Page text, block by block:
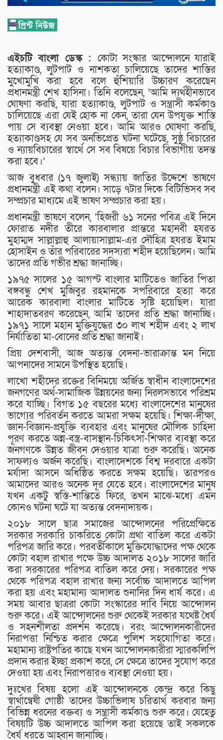
এইচটি বাংলা ডেস্ক : কোটা সংস্কার আন্দোলনে যারাই
হত্যাকাণ্ড, লুটপাট ও নাশকতা চালিয়েছে তাদের শাস্তির
মুখোমুখি করা হবে বলে হুঁশিয়ারি উচ্চারণ করেছেন
প্রধানমন্ত্রী শেখ হাসিনা। তিনি বলেছেন, ‘আমি দ্যর্থহীনভাবে
ঘোষণা করছি, যারা হত্যাকাণ্ড, লুটপাট ও সন্ত্রাসী কর্মকাণ্ড
চালিয়েছে এরা যেই হোক না কেন, তারা যেন উপযুক্ত শাস্তি
পায় সে ব্যবস্থা নেওয়া হবে। আমি আরও ঘোষণা করছি,
হত্যাকাণ্ডসহ যে সব অনভিপ্রেত ঘটনা ঘটেছে, সুষ্ঠু বিচারের
ও ন্যায়বিচারের স্বার্থে সে সব বিষয়ে বিচার বিভাগীয় তদন্ত
করা হবে।’
আজ বুধবার (১৭ জুলাই) সন্ধ্যায় জাতির উদ্দেশে ভাষণে
প্রধানমন্ত্রী এই কথা বলেন। সাড়ে ৭টার দিকে বিটিভিসব সব
সম্প্রচার মাধ্যমে এই ভাষণ সম্প্রচার করা হয়।
প্রধানমন্ত্রী ভাষণে বলেন, ‘হিজরী ৬১ সনের পবিত্র এই দিনে
ফোরাত নদীর তীরে কারবালার প্রান্তরে মহানবী হযরত
মুহাম্মদ সাল্লাল্লাহু আলায়াসাল্লাম-এর দৌহিত্র হযরত ইমাম
হোসাইন ও তাঁর পরিবারের সদস্যরা শহীদ হয়েছিলেন। আমি
তাদের প্রতি গভীর শ্রদ্ধা জানাচ্ছি।
১৯৭৫ সালের ১৫ আগস্ট বাংলার মাটিতেও জাতির পিতা
বঙ্গবন্ধু শেখ মুজিবুর রহমানকে সপরিবারে হত্যা করে
আরেক কারবালা বাংলার মাটিতে সৃষ্টি হয়েছিল। যারা
শাহাদাতবরণ করেছেন, আমি তাদের প্রতি শ্রদ্ধা জানাচ্ছি।
১৯৭১ সালে মহান মুক্তিযুদ্ধের ৩০ লাখ শহীদ এবং ২ লাখ
নির্যাতিতা মা-বোনের প্রতি শ্রদ্ধা জানাই।
প্রিয় দেশবাসী, আজ অত্যন্ত বেদনা-ভারাক্রান্ত মন নিয়ে
আপনাদের সামনে উপস্থিত হয়েছি।
লাখো শহীদের রক্তের বিনিময়ে অর্জিত স্বাধীন বাংলাদেশের
জনগণের অর্থ-সামাজিক উন্নয়নের জন্য নিরলসভাবে পরিশ্রম
করে যাচ্ছি। বিগত ১৫ বছরের মধ্যে বাংলাদেশের মানুষের
ভাগ্যের পরিবর্তন করতে আমরা সক্ষম হয়েছি। শিক্ষা-দীক্ষা,
জ্ঞান-বিজ্ঞান-প্রযুক্তি ব্যবহার এবং মানুষের মৌলিক চাহিদা
পূরণ করতে অন্ন-বস্ত্র-বাসস্থান-চিকিৎসা-শিক্ষার ব্যবস্থা করে
জনগণকে উন্নত জীবন দেওয়ার যাত্রা শুরু করেছি। অনেক
সাফল্যও অর্জন করেছি। বাংলাদেশকে বিশ্ব দরবারে একটা
মর্যাদা আসনে অধিষ্ঠিত করতে সক্ষম হয়েছি। তারপরও
আমাদের আরও অনেক দূর যেতে হবে। বাংলাদেশের মানুষ
যখন একটু স্বস্তি-শান্তিতে ফিরে, তখন মাঝে-মধ্যে এমন
কোনও ঘটনা ঘটে যা অত্যন্ত বেদনাদায়ক।
২০১৮ সালে ছাত্র সমাজের আন্দোলনের পরিপ্রেক্ষিতে
সরকার সরকারি চাকরিতে কোটা প্রথা বাতিল করে একটা
পরিপত্র জারি করে। পরবর্তীকালে মুক্তিযোদ্ধাদের পক্ষ থেকে
কোটা বহাল রাখার পক্ষে উচ্চ আদালত ২০১৮ সালের জারি
করা সরকারের পরিপত্র বাতিল করে দেয়। সরকারের পক্ষ
থেকে পরিপত্র বহাল রাখার জন্য সর্বোচ্চ আদালতে আপিল
করা হয় এবং মহামান্য আদালত শুনানির দিন ধার্য করে। এ
সময় আবার ছাত্ররা কোটা সংস্কারের দাবি নিয়ে আন্দোলন
শুরু করে। এই আন্দোলনের শুরু থেকেই সরকার যথেষ্ট ধৈর্য
ও সহনশীলতা প্রদর্শন করেছে। বরং আন্দোলনকারীদের
নিরাপত্তা নিশ্চিত করার ক্ষেত্রে পুলিশ সহযোগিতা করে।
মহামান্য রাষ্ট্রপতির কাছে যখন আন্দোলনকারীরা স্মারকলিপি
প্রদান করার ইচ্ছা প্রকাশ করে, সে ক্ষেত্রে তাদের সুযোগ করে
দেওয়া হয় এবং নিরাপত্তারও ব্যবস্থা নেওয়া হয়।
দুঃখের বিষয় হলো এই আন্দোলনকে কেন্দ্র করে কিছু
স্বার্থান্বেষী গোষ্ঠী তাদের উচ্চাভিলাষ চরিতার্থ করবার জন্য
বিভিন্ন ধরনের বক্তব্য ও সন্ত্রাসী কর্মকাণ্ড শুরু করে। যেহেতু
বিষয়টি উচ্চ আদালতে আপিল করা হয়েছে তাই সকলকে
ধৈর্য ধরতে আহ্বান জানাচ্ছি।